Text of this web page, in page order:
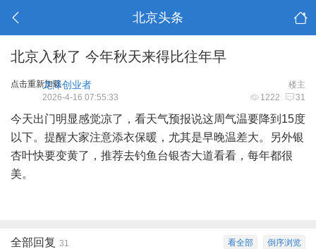
北京头条
北京入秋了 今年秋天来得比往年早
点击重新加载 楼主
龙泽创业者
1222 31
2026-4-16 07:55:33
今天出门明显感觉凉了，看天气预报说这周气温要降到15度
以下。提醒大家注意添衣保暖，尤其是早晚温差大。另外银
杏叶快要变黄了，推荐去钓鱼台银杏大道看看，每年都很
美。
倒序浏览
看全部
全部回复 31